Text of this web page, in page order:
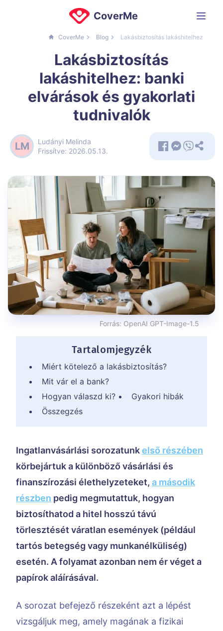
CoverMe
CoverMe Blog Lakásbiztosítás lakáshitelhez
Lakásbiztosítás
lakáshitelhez: banki
elvárások és gyakorlati
tudnivalók
LM
Ludányi Melinda
Frissítve: 2026.05.13.
Forrás: OpenAI GPT-Image-1.5
Tartalomjegyzék
Miért kötelező a lakásbiztosítás?
Mit vár el a bank?
Hogyan válaszd ki?
Gyakori hibák
Összegzés
Ingatlanvásárlási sorozatunkelső részében
körbejártuk a különböző vásárlási és
finanszírozási élethelyzeteket, a második
részben pedig megmutattuk, hogyan
biztosíthatod a hitel hosszú távú
törlesztését váratlan események (például
tartós betegség vagy munkanélküliség)
esetén. A folyamat azonban nem ér véget a
papírok aláírásával.
A sorozat befejező részeként azt a lépést
vizsgáljuk meg, amely magának a fizikai